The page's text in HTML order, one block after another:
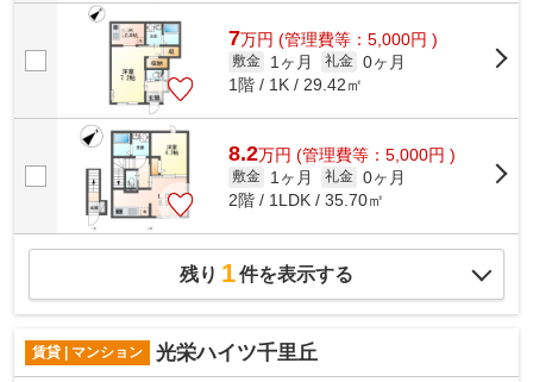
7万円 (管理費等：5,000円 )
敷金 1ヶ月 礼金 0ヶ月
1階 / 1K / 29.42㎡
8.2万円 (管理費等：5,000円 )
敷金 1ヶ月 礼金 0ヶ月
2階 / 1LDK / 35.70㎡
残り 1件を表示する
賃貸 | マンション 光栄ハイツ千里丘